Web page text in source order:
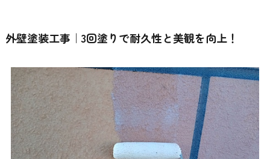
外壁塗装工事｜3回塗りで耐久性と美観を向上！